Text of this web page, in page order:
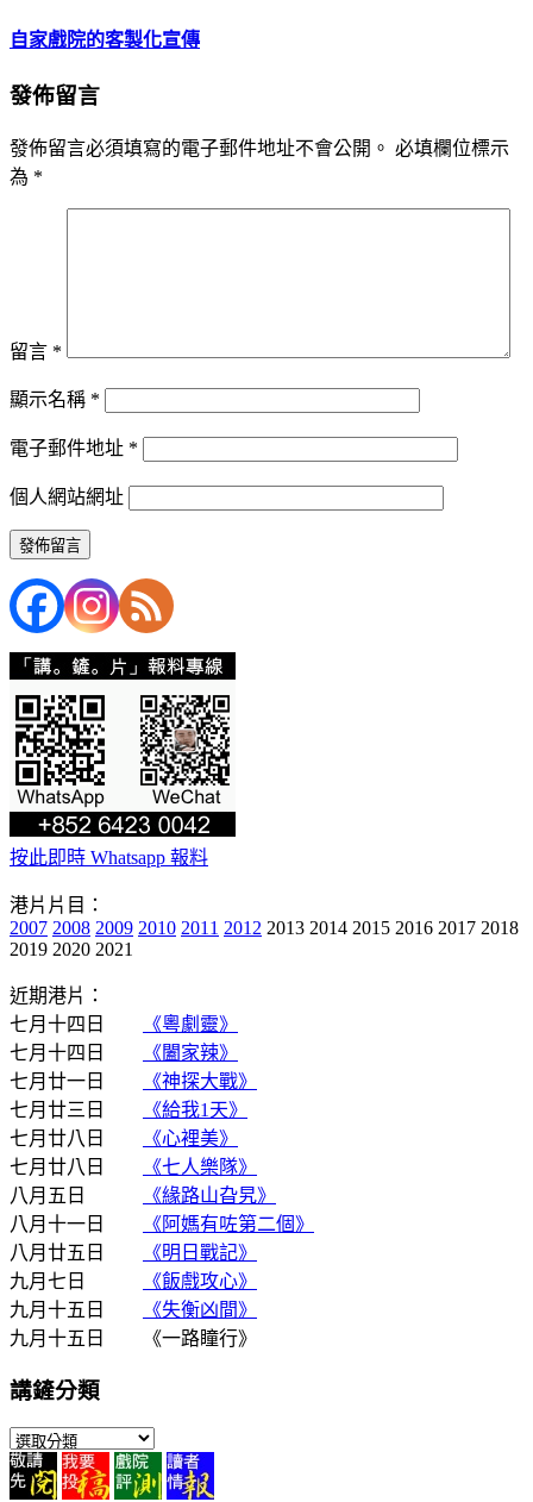
自家戲院的客製化宣傳
發佈留言
發佈留言必須填寫的電子郵件地址不會公開。 必填欄位標示
為 *
留言 *
顯示名稱 *
電子郵件地址 *
個人網站網址
按此即時 Whatsapp 報料
港片片目：
2007 2008 2009 2010 2011 2012 2013 2014 2015 2016 2017 2018
2019 2020 2021
近期港片：
七月十四日
《粵劇靈》
七月十四日
《闔家辣》
七月廿一日
《神探大戰》
七月廿三日
《給我1天》
七月廿八日
《心裡美》
七月廿八日
《七人樂隊》
八月五日
《緣路山旮旯》
八月十一日
《阿媽有咗第二個》
八月廿五日
《明日戰記》
九月七日
《飯戲攻心》
九月十五日
《失衡凶間》
九月十五日 《一路瞳行》
講鏟分類
講
鏟